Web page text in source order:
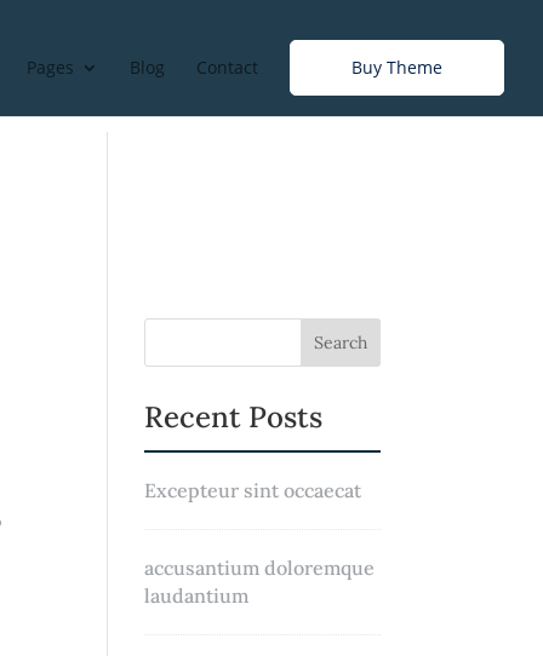
Pages Blog Contact Buy Theme
Recent Posts
Excepteur sint occaecat
accusantium doloremque
laudantium